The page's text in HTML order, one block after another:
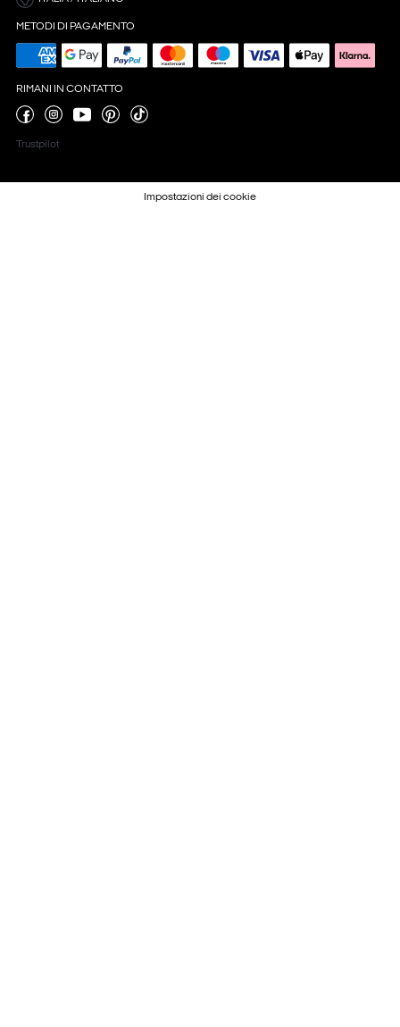
METODI DI PAGAMENTO
RIMANI IN CONTATTO
Trustpilot
Impostazioni dei cookie